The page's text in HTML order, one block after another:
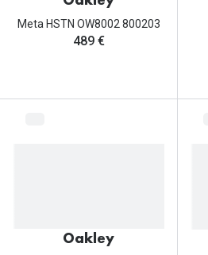
Meta HSTN OW8002 800203
489 €
Oakley